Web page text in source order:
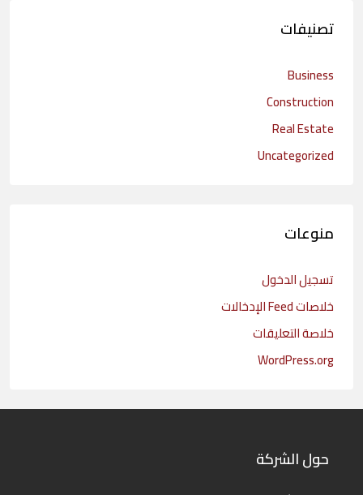
تصنيفات
Business
Construction
Real Estate
Uncategorized
منوعات
تسجيل الدخول
خلاصات Feed الإدخالات
خلاصة التعليقات
WordPress.org
حول الشركة